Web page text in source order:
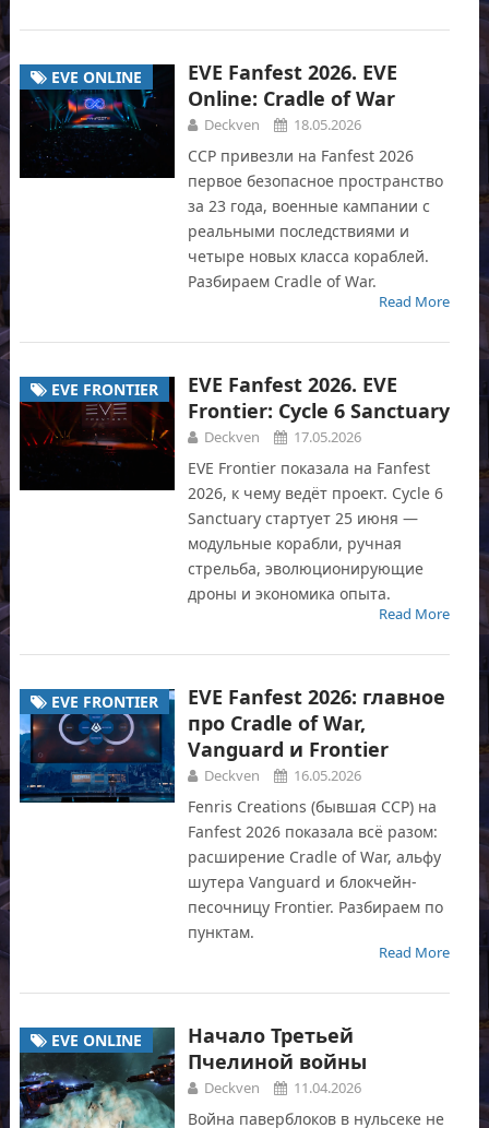
EVE ONLINE
EVE Fanfest 2026. EVE
Online: Cradle of War
Deckven 18.05.2026
CCP привезли на Fanfest 2026
первое безопасное пространство
за 23 года, военные кампании с
реальными последствиями и
четыре новых класса кораблей.
Разбираем Cradle of War.
Read More
EVE FRONTIER
EVE Fanfest 2026. EVE
Frontier: Cycle 6 Sanctuary
Deckven 17.05.2026
EVE Frontier показала на Fanfest
2026, к чему ведёт проект. Cycle 6
Sanctuary стартует 25 июня —
модульные корабли, ручная
стрельба, эволюционирующие
дроны и экономика опыта.
Read More
EVE FRONTIER
EVE Fanfest 2026: главное
про Cradle of War,
Vanguard и Frontier
Deckven 16.05.2026
Fenris Creations (бывшая CCP) на
Fanfest 2026 показала всё разом:
расширение Cradle of War, альфу
шутера Vanguard и блокчейн-
песочницу Frontier. Разбираем по
пунктам.
Read More
EVE ONLINE
Начало Третьей
Пчелиной войны
Deckven 11.04.2026
Война паверблоков в нульсеке не